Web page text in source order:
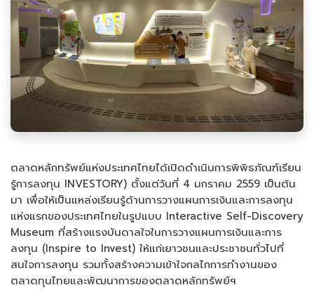
ตลาดหลักทรัพย์แห่งประเทศไทยได้เปิดดำเนินการพิพิธภัณฑ์เรียน
รู้การลงทุน INVESTORY) ตั้งแต่วันที่ 4 มกราคม 2559 เป็นต้น
มา เพื่อให้เป็นแหล่งเรียนรู้ด้านการวางแผนการเงินและการลงทุน
แห่งแรกของประเทศไทยในรูปแบบ Interactive Self-Discovery
Museum ที่สร้างแรงบันดาลใจในการวางแผนการเงินและการ
ลงทุน (Inspire to Invest) ให้แก่เยาวชนและประชาชนทั่วไปที่
สนใจการลงทุน รวมทั้งสร้างความเข้าใจกลไกการทำงานของ
ตลาดทุนไทยและพัฒนาการของตลาดหลักทรัพย์ฯ